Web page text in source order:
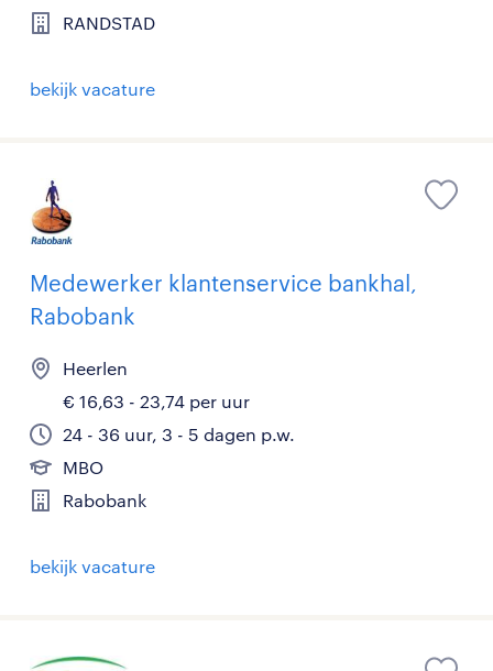
RANDSTAD
bekijk vacature
Medewerker klantenservice bankhal,
Rabobank
Heerlen
€ 16,63 - 23,74 per uur
24 - 36 uur, 3 - 5 dagen p.w.
MBO
Rabobank
bekijk vacature